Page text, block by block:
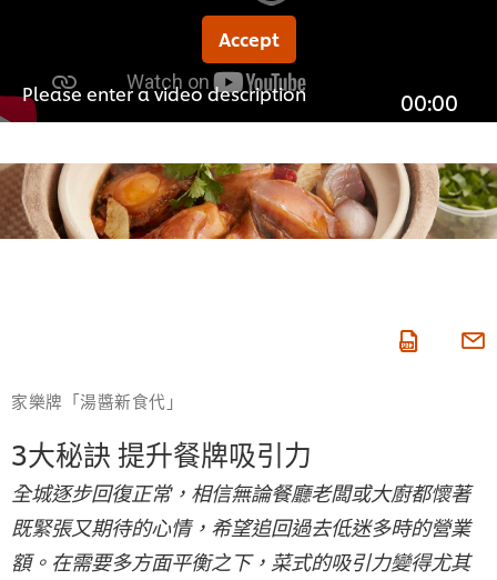
Accept
Please enter a video description 00:00
家樂牌「湯醬新食代」
3大秘訣 提升餐牌吸引力
全城逐步回復正常，相信無論餐廳老闆或大廚都懷著
既緊張又期待的心情，希望追回過去低迷多時的營業
額。在需要多方面平衡之下，菜式的吸引力變得尤其